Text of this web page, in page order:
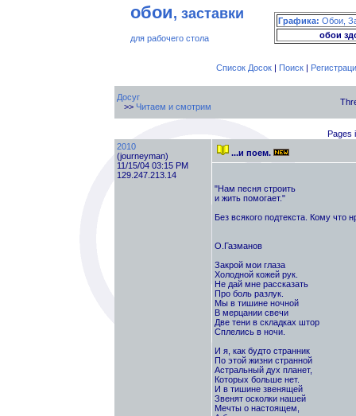
обои, заставки
для рабочего стола
Графика: Обои,
обои
Список Досок| Поиск|
Досуг
>> Читаем и смотрим
Pages
2010
(journeyman)
11/15/04 03:15 PM
129.247.213.14
...и поем.
"Нам песня строить
и жить помогает."
Без всякого подтекста. Кому что
О.Газманов
Закрой мои глаза
Холодной кожей рук.
Не дай мне рассказать
Про боль разлук.
Мы в тишине ночной
В мерцании свечи
Две тени в складках штор
Сплелись в ночи.
И я, как будто странник
По этой жизни странной
Астральный дух планет,
Которых больше нет.
И в тишине звенящей
Звенят осколки нашей
Мечты о настоящем,